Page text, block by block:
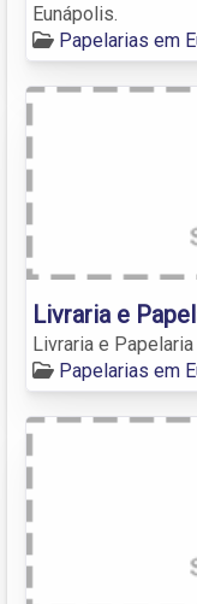
Eunápolis.
Papelarias em
Livraria e
Livraria e
Papelarias em